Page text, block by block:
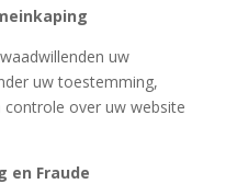
uw
uw toestemming,
over uw website
en Fraude